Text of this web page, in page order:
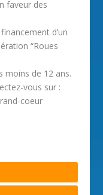
faveur des
d’un
“Roues
moins de 12 ans.
vous sur :
coeur